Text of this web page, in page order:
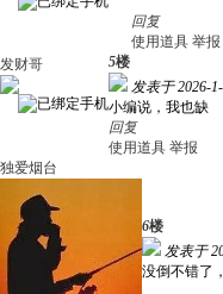
回复
使用道具 举报
发财哥
5楼
发表于 2026-
小编说，我也缺
回复
使用道具 举报
独爱烟台
6楼
发表于
没倒不错了